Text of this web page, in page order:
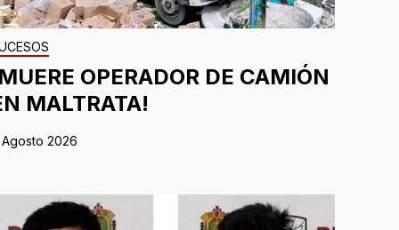
OPERADOR DE CAMIÓN
MALTRATA!
2026